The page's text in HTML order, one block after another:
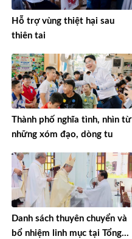
Hỗ trợ vùng thiệt hại sau
thiên tai
Thành phố nghĩa tình, nhìn từ
những xóm đạo, dòng tu
Danh sách thuyên chuyển và
bổ nhiệm linh mục tại Tổng